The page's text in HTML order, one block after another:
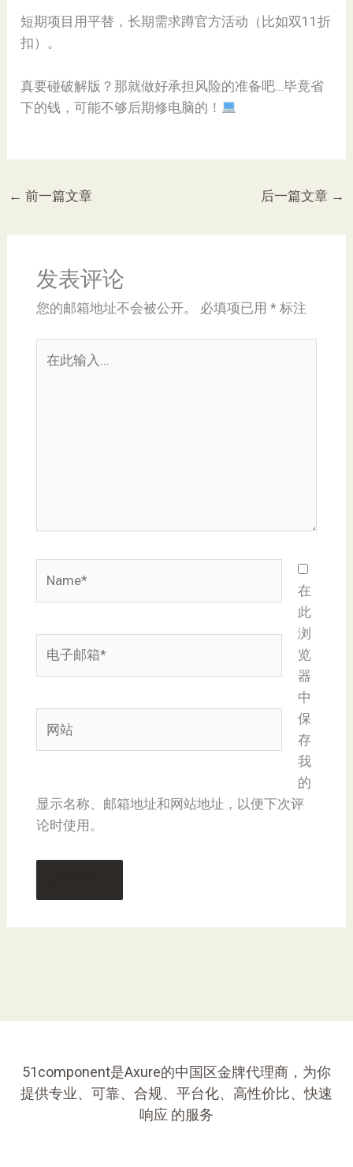
短期项目用平替，长期需求蹲官方活动（比如双11折
扣）。
真要碰破解版？那就做好承担风险的准备吧…毕竟省
下的钱，可能不够后期修电脑的！
← 前一篇文章 后一篇文章 →
发表评论
您的邮箱地址不会被公开。 必填项已用 * 标注
箱
站
在
此
浏
览
器
中
保
存
我
的
显示名称、邮箱地址和网站地址，以便下次评
论时使用。
51component是Axure的中国区金牌代理商，为你
提供专业、可靠、合规、平台化、高性价比、快速
响应 的服务